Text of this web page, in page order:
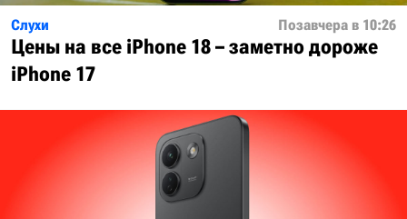
Слухи Позавчера в 10:26
Цены на все iPhone 18 – заметно дороже
iPhone 17